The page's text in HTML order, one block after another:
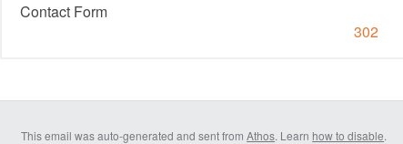
Contact Form
302
This email was auto-generated and sent fromAthos. Learn how to disable.